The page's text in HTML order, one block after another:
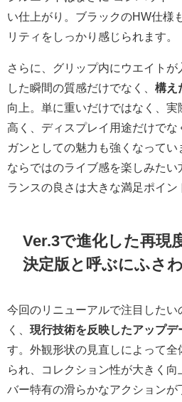
い仕上がり。ブラックのHW仕様
リティをしっかり感じられます。
さらに、グリップ内にウエイト
した瞬間の質感だけでなく、 構え
向上。単に重いだけではなく、
高く、ディスプレイ用途だけで
ガンとしての魅力も強くなって
ならではのライブ感を楽しみた
ランスの良さは大きな満足ポイン
Ver.3で進化した再現
決定版と呼ぶにふさ
今回のリニューアルで注目した
く、 現行技術を反映したアップデ
す。外観形状の見直しによって
られ、コレクション性が大きく
バー特有の滑らかなアクションが